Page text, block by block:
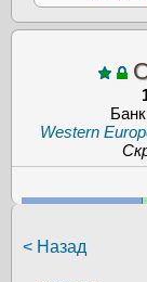
Western
< Назад